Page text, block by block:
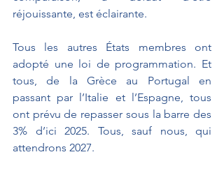
réjouissante, est éclairante.
Tous les autres États membres ont
adopté une loi de programmation. Et
tous, de la Grèce au Portugal en
passant par l’Italie et l’Espagne, tous
ont prévu de repasser sous la barre des
3% d’ici 2025. Tous, sauf nous, qui
attendrons 2027.